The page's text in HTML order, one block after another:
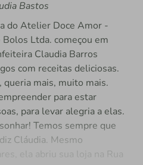
mais prósperas.
sempre saiam
dessa jornada sejam
gerando oportunidades
gestão dos resultados”,
diretor de Negócios da
Bastos
do Atelier Doce Amor -
Ltda. começou em
Claudia Barros
com receitas deliciosas.
queria mais, muito mais.
para estar
para levar alegria a elas.
Temos sempre que
Cláudia. Mesmo
ela abriu sua loja na Rua